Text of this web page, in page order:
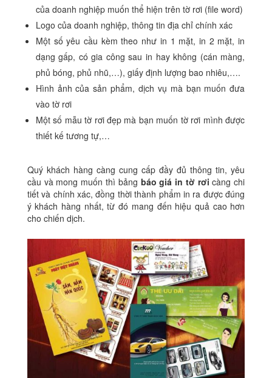
của doanh nghiệp muốn thể hiện trên tờ rơi (file word)
Logo của doanh nghiệp, thông tin địa chỉ chính xác
Một số yêu cầu kèm theo như in 1 mặt, in 2 mặt, in
dạng gấp, có gia công sau in hay không (cán màng,
phủ bóng, phủ nhũ,…), giấy định lượng bao nhiêu,….
Hình ảnh của sản phẩm, dịch vụ mà bạn muốn đưa
vào tờ rơi
Một số mẫu tờ rơi đẹp mà bạn muốn tờ rơi mình được
thiết kế tương tự,…
Quý khách hàng càng cung cấp đầy đủ thông tin, yêu
cầu và mong muốn thì bảng báo giá in tờ rơi càng chi
tiết và chính xác, đồng thời thành phẩm in ra được đúng
ý khách hàng nhất, từ đó mang đến hiệu quả cao hơn
cho chiến dịch.